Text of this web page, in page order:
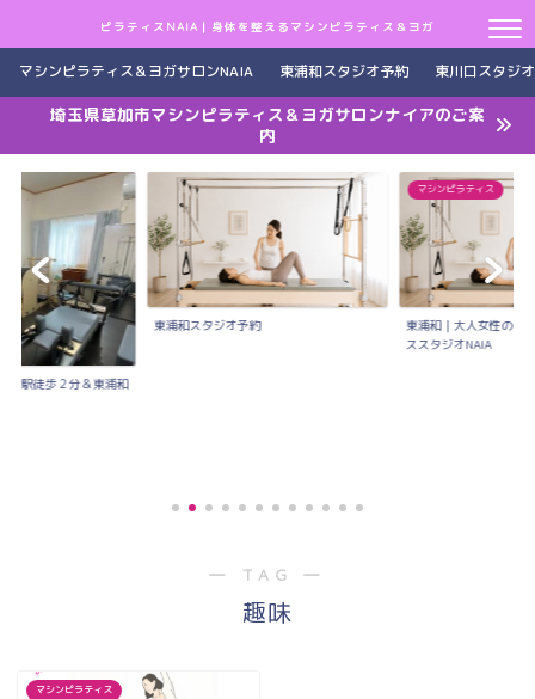
ピラティスNAIA｜身体を整えるマシンピラティス＆ヨガ
マシンピラティス＆ヨガサロンNAIA 東浦和スタジオ予約 東川口スタジ
埼玉県草加市マシンピラティス＆ヨガサロンナイアのご案
内
口駅徒歩２分＆東浦和
東浦和スタジオ予約
マシンピラティス
東浦和｜大人女性のた
ススタジオNAIA
― TAG ―
趣味
マシンピラティス